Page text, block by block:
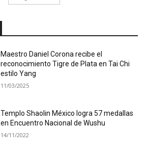
Maestro Daniel Corona recibe el
reconocimiento Tigre de Plata en Tai Chi
estilo Yang
11/03/2025
Templo Shaolin México logra 57 medallas
en Encuentro Nacional de Wushu
14/11/2022